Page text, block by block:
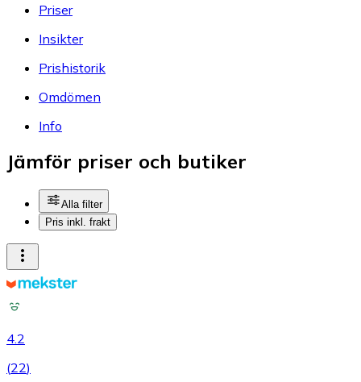
Priser
Insikter
Prishistorik
Omdömen
Info
Jämför priser och butiker
Alla filter
Pris inkl. frakt
4.2
(22)